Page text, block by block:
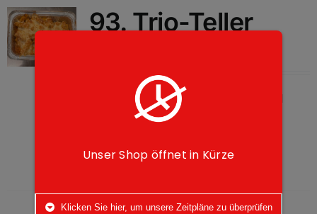
93. Trio-Teller
3 different types of pasta, minced
meat sauce
Add to cart Details
Unser Shop öffnet in Kürze
Klicken Sie hier, um unsere Zeitpläne zu überprüfen